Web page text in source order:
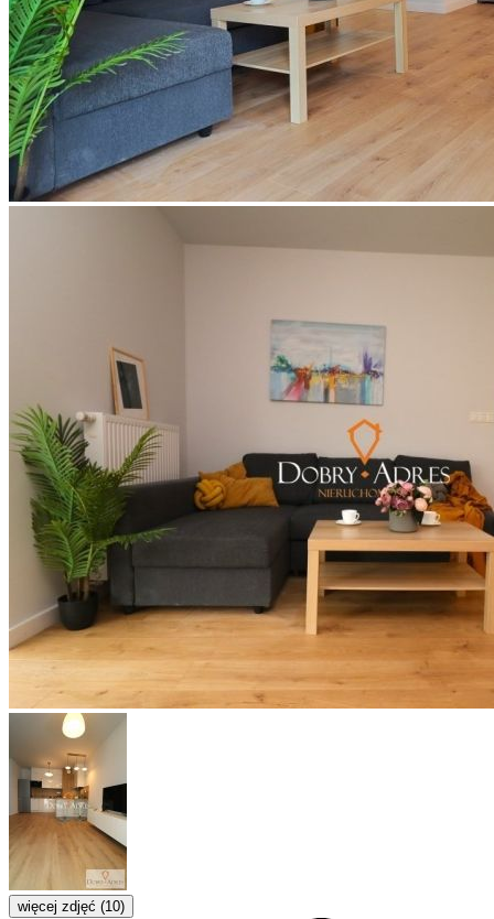
więcej zdjęć (10)